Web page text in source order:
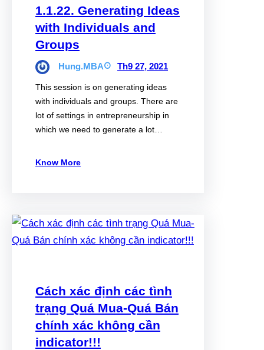
1.1.22. Generating Ideas
with Individuals and
Groups
Hung.MBA Th9 27, 2021
This session is on generating ideas
with individuals and groups. There are
lot of settings in entrepreneurship in
which we need to generate a lot…
Know More
Cách xác định các tình
trạng Quá Mua-Quá Bán
chính xác không cần
indicator!!!